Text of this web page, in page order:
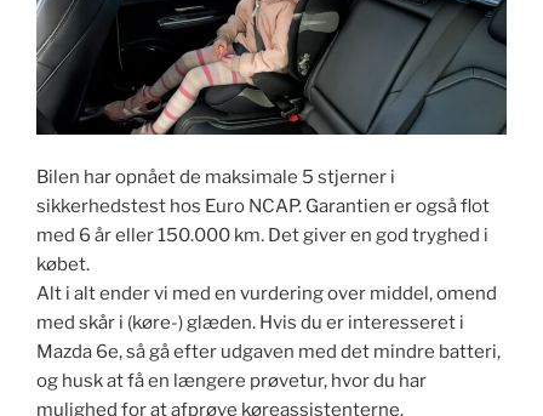
Bilen har opnået de maksimale 5 stjerner i
sikkerhedstest hos Euro NCAP. Garantien er også flot
med 6 år eller 150.000 km. Det giver en god tryghed i
købet.
Alt i alt ender vi med en vurdering over middel, omend
med skår i (køre-) glæden. Hvis du er interesseret i
Mazda 6e, så gå efter udgaven med det mindre batteri,
og husk at få en længere prøvetur, hvor du har
mulighed for at afprøve køreassiste​nterne.